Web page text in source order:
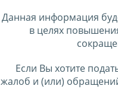
Данная информация
в целях
Если Вы хотите
жалоб и (или)